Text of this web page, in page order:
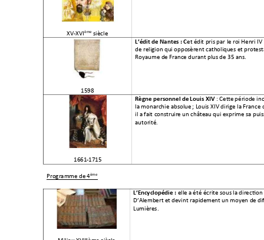
XV-XVIème siècle
1598
L’édit de Nantes : Cet édit pris par le roi Henri
de religion qui opposèrent catholiques et
Royaume de France durant plus de 35 ans.
1661-1715
Règne personnel de Louis XIV : Cette période
la monarchie absolue ; Louis XIV dirige la France
il a fait construire un château qui exprime sa
autorité.
Programme de 4ème
L’Encyclopédie : elle a été écrite sous la
D’Alembert et devint rapidement un moyen de
Lumières.